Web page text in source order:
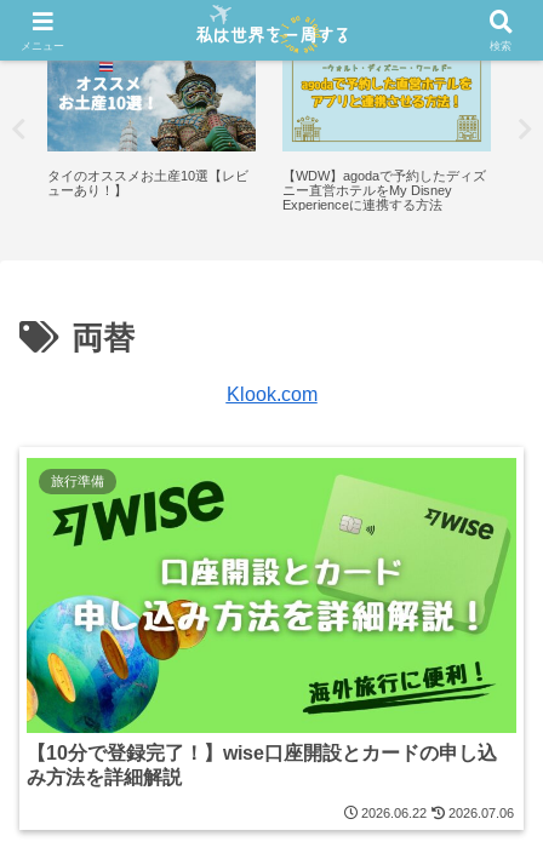
タイのオススメお土産10選【レビ
ューあり！】
【WDW】agodaで予約したディズ
ニー直営ホテルをMy Disney
Experienceに連携する方法
両替
Klook.com
旅行準備
【10分で登録完了！】wise口座開設とカードの申し込
み方法を詳細解説
2026.06.22 2026.07.06
メニュー 検索